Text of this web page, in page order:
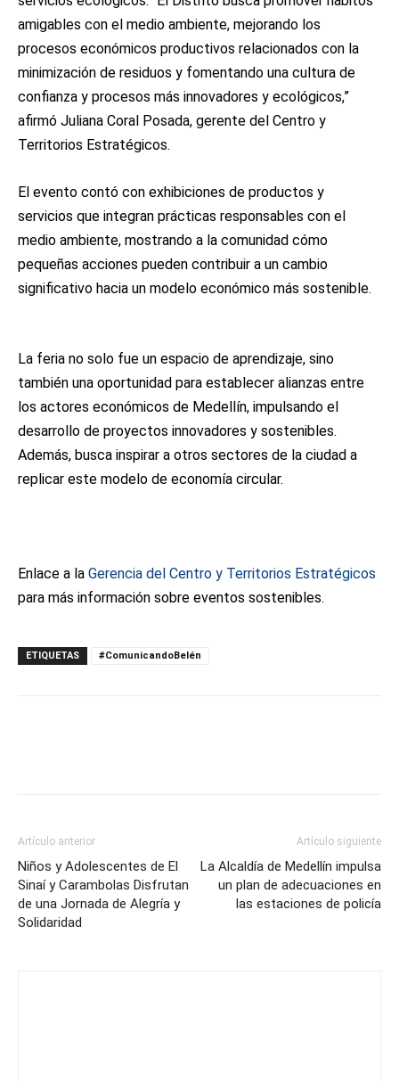
amigables con el medio ambiente, mejorando los
procesos económicos productivos relacionados con la
minimización de residuos y fomentando una cultura de
confianza y procesos más innovadores y ecológicos,”
afirmó Juliana Coral Posada, gerente del Centro y
Territorios Estratégicos.
El evento contó con exhibiciones de productos y
servicios que integran prácticas responsables con el
medio ambiente, mostrando a la comunidad cómo
pequeñas acciones pueden contribuir a un cambio
significativo hacia un modelo económico más sostenible.
La feria no solo fue un espacio de aprendizaje, sino
también una oportunidad para establecer alianzas entre
los actores económicos de Medellín, impulsando el
desarrollo de proyectos innovadores y sostenibles.
Además, busca inspirar a otros sectores de la ciudad a
replicar este modelo de economía circular.
Enlace a la Gerencia del Centro y Territorios Estratégicos
para más información sobre eventos sostenibles.
ETIQUETAS #ComunicandoBelén
Artículo anterior
Niños y Adolescentes de El
Sinaí y Carambolas Disfrutan
de una Jornada de Alegría y
Solidaridad
Artículo siguiente
La Alcaldía de Medellín impulsa
un plan de adecuaciones en
las estaciones de policía